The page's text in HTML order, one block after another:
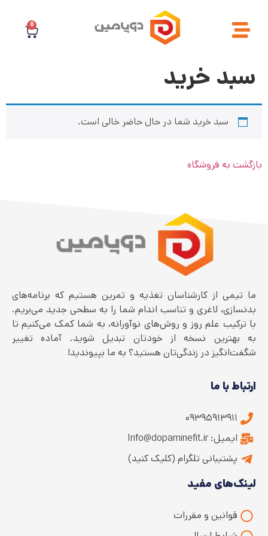
0
سبد خرید
سبد خرید شما در حال حاضر خالی است.
بازگشت به فروشگاه
ما تیمی از کارشناسان تغذیه و تمرین هستیم که برنامه‌های
بدنسازی، لاغری و تناسب اندام شما را به سطحی جدید می‌بریم.
با ترکیب علم روز و روش‌های نوآورانه، به شما کمک می‌کنیم تا
به بهترین نسخه از خودتان تبدیل شوید. آماده تغییر
شگفت‌انگیز در زندگی‌تان هستید؟ به ما بپیوندید!
ارتباط با ما
۰۹۳۹۵۹۱۳۹۱۱
ایمیل: Info@dopaminefit.ir
پشتیبانی تلگرام (کلیک کنید)
لینک‌های مفید
قوانین و مقررات